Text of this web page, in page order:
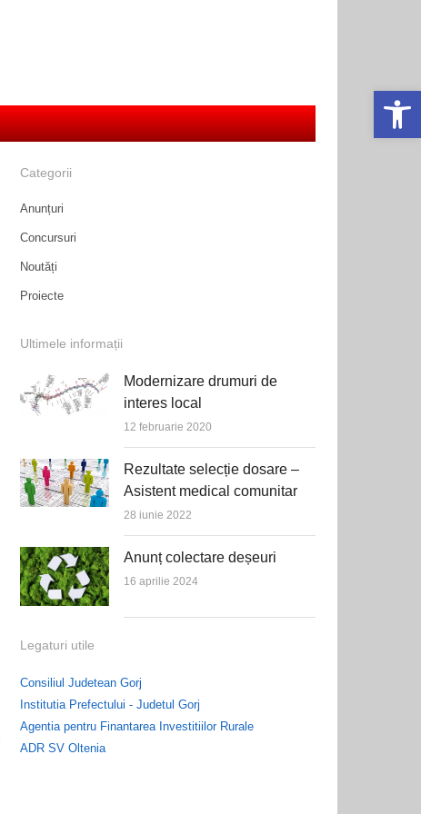
Deschide
Categorii
Anunțuri
Concursuri
Noutăți
Proiecte
Ultimele informații
Modernizare drumuri de
interes local
12 februarie 2020
Rezultate selecție dosare –
Asistent medical comunitar
28 iunie 2022
Anunț colectare deșeuri
16 aprilie 2024
Legaturi utile
Consiliul Judetean Gorj
Institutia Prefectului - Judetul Gorj
Agentia pentru Finantarea Investitiilor Rurale
ADR SV Oltenia